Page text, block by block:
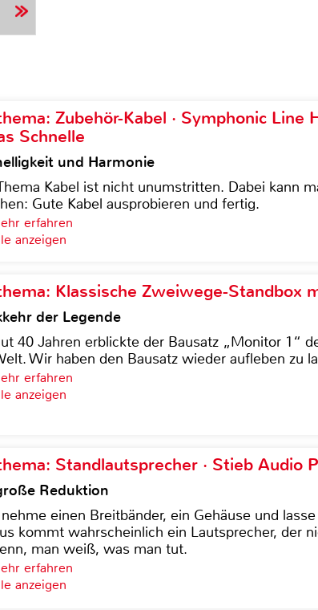
Zubehör-Kabel · Symphonic Line
Schnelle
und Harmonie
Kabel ist nicht unumstritten. Dabei kann
Gute Kabel ausprobieren und fertig.
erfahren
anzeigen
Klassische Zweiwege-Standbox
der Legende
40 Jahren erblickte der Bausatz „Monitor 1“
Wir haben den Bausatz wieder aufleben zu
erfahren
anzeigen
Standlautsprecher · Stieb Audio
Reduktion
einen Breitbänder, ein Gehäuse und
kommt wahrscheinlich ein Lautsprecher, der
man weiß, was man tut.
erfahren
anzeigen